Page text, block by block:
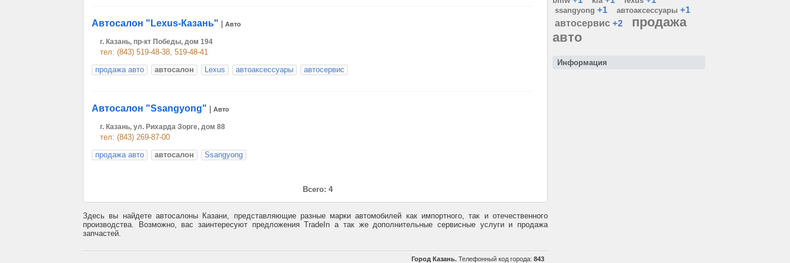
Автосалон "Lexus-Казань" Авто
г. Казань, пр-кт Победы, дом 194
тел: (843) 519-48-38, 519-48-41
продажа авто
автосалон Lexus автоаксессуары автосервис
Автосалон "Ssangyong" Авто
г. Казань, ул. Рихарда Зорге, дом 88
тел: (843) 269-87-00
продажа авто
автосалон Ssangyong
Всего: 4
Здесь вы найдете автосалоны Казани, представляющие разные марки автомобилей как импортного, так и отечественного
производства. Возможно, вас заинтересуют предложения TradeIn а так же дополнительные сервисные услуги и продажа
запчастей.
Город Казань. Телефонный код города: 843
ssangyong +1 автоаксессуары +1
автосервис +2
продажа
авто
Информация